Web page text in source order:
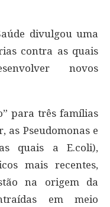
divulgou uma
contra as quais
novos
para três famílias
as Pseudomonas e
quais a E.coli),
mais recentes,
na origem da
em meio